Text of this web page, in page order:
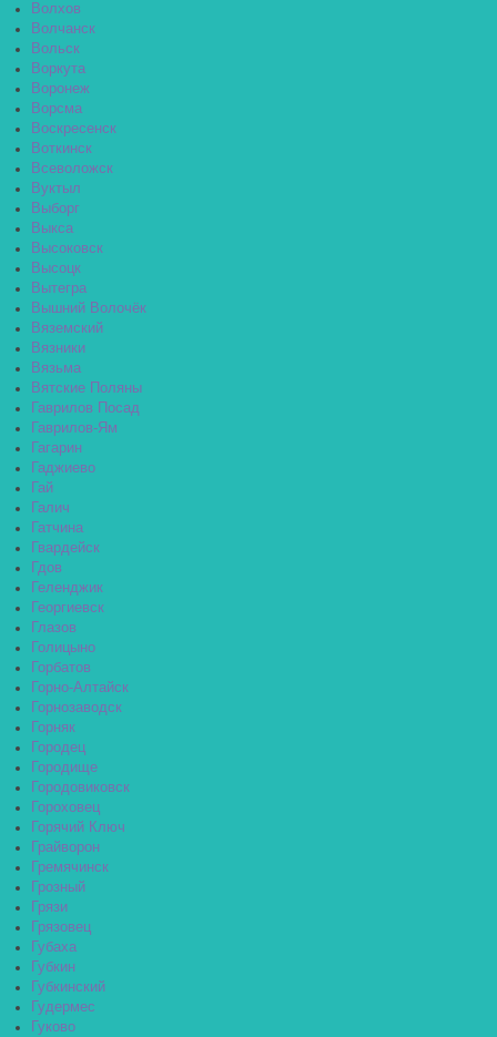
Волхов
Волчанск
Вольск
Воркута
Воронеж
Ворсма
Воскресенск
Воткинск
Всеволожск
Вуктыл
Выборг
Выкса
Высоковск
Высоцк
Вытегра
Вышний Волочёк
Вяземский
Вязники
Вязьма
Вятские Поляны
Гаврилов Посад
Гаврилов-Ям
Гагарин
Гаджиево
Гай
Галич
Гатчина
Гвардейск
Гдов
Геленджик
Георгиевск
Глазов
Голицыно
Горбатов
Горно-Алтайск
Горнозаводск
Горняк
Городец
Городище
Городовиковск
Гороховец
Горячий Ключ
Грайворон
Гремячинск
Грозный
Грязи
Грязовец
Губаха
Губкин
Губкинский
Гудермес
Гуково